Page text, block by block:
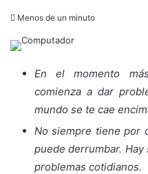
Menos de un minuto
En el momento
comienza a dar
mundo se te cae
No siempre tiene por
puede derrumbar.
problemas cotidianos.